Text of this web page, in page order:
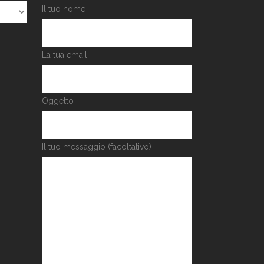
Il tuo nome
La tua email
Oggetto
Il tuo messaggio (facoltativo)